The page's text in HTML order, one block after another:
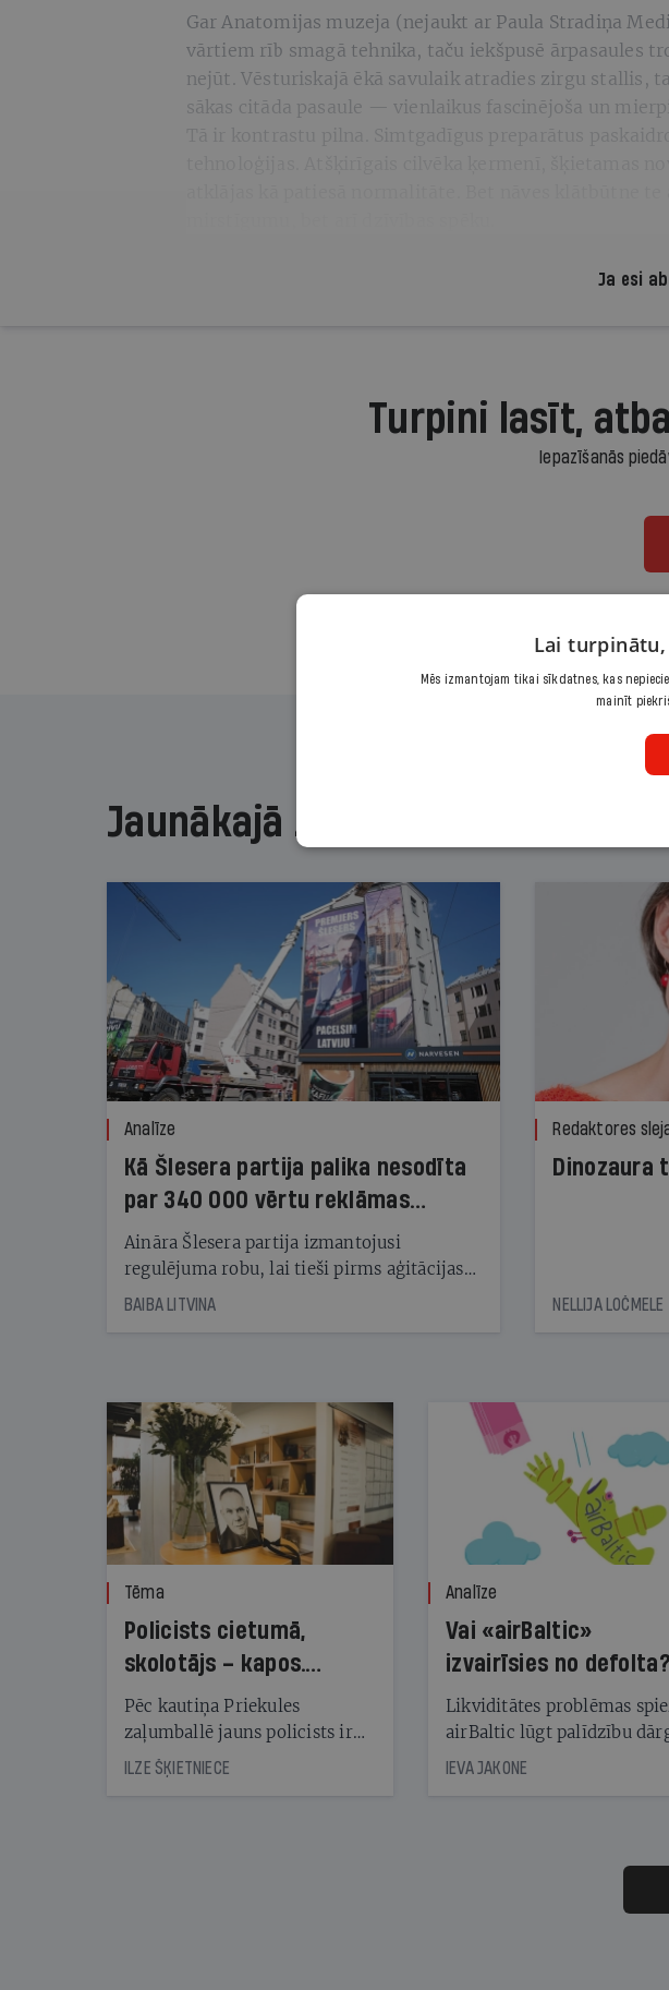
Gar Anatomijas muzeja (nejaukt ar Paula Stradiņa
vārtiem rīb smagā tehnika, taču iekšpusē ārpasaules
nejūt. Vēsturiskajā ēkā savulaik atradies zirgu stallis,
sākas citāda pasaule — vienlaikus fascinējoša un
Tā ir kontrastu pilna. Simtgadīgus preparātus
Ja esi
Turpini lasīt,
Iepazīšanās
Jaunākajā žurnālā
Analīze
Kā Šlesera partija palika nesodīta
par 340 000 vērtu reklāmas
kampaņu
Aināra Šlesera partija izmantojusi
regulējuma robu, lai tieši pirms aģitācijas
starta izreklamētos par summu, kas
BAIBA LITVINA
Redaktores
Dinozaura
NELLIJA LOČMELE
Tēma
Policists cietumā,
skolotājs – kapos.
Reibuma cena Priekulē
Pēc kautiņa Priekules
zaļumballē jauns policists ir
nonācis cietumā, bet
cienījams pedagogs — kapos.
ILZE ŠĶIETNIECE
Analīze
Vai «airBaltic»
izvairīsies no defolta?
Likviditātes problēmas
airBaltic lūgt palīdzību
obligāciju turētājiem, taču
samaksāt augstos
kas jāpārskaita jau trīs
pirms nākamās sapulces
IEVA JAKONE
Lai
Mēs izmantojam tikai sīkdatnes, kas
mainīt